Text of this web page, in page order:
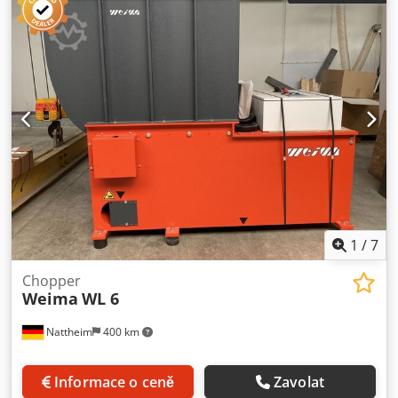
zásuvka - elektrický autoreverz - výsypné šneky 2×1,1 kW -
rozměry (d/š/v) 2460x1800x2250 mm - hmotnost 1660 kg –
vyrobeno v Německu – autoreverz – přítlačná zásuvka –
nenatřený – velmi dobrý stav – použitý drtič Cena bez DPH:
59900 PLN Cena bez DPH: 14260 euro v závislosti na kurzu,
4,2 euro (Ceny se mohou lišit při větších výkyvech)
1 /7
Nattheim 400 km
Chopper
Weima WL 6
Informace o ceně Zavolat